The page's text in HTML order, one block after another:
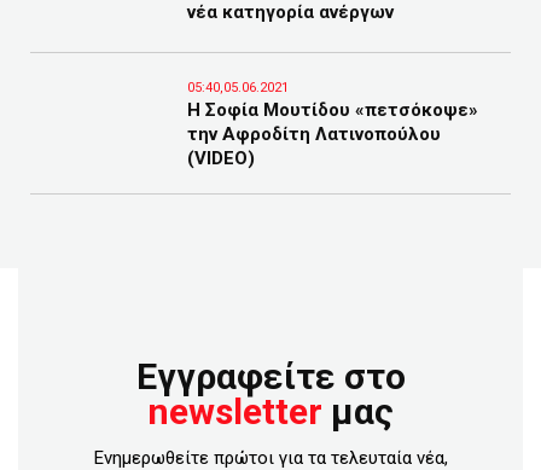
νέα κατηγορία ανέργων
05:40,05.06.2021
Η Σοφία Μουτίδου «πετσόκοψε»
την Αφροδίτη Λατινοπούλου
(VIDEO)
Εγγραφείτε στο
newsletter μας
Ενημερωθείτε πρώτοι για τα τελευταία νέα,